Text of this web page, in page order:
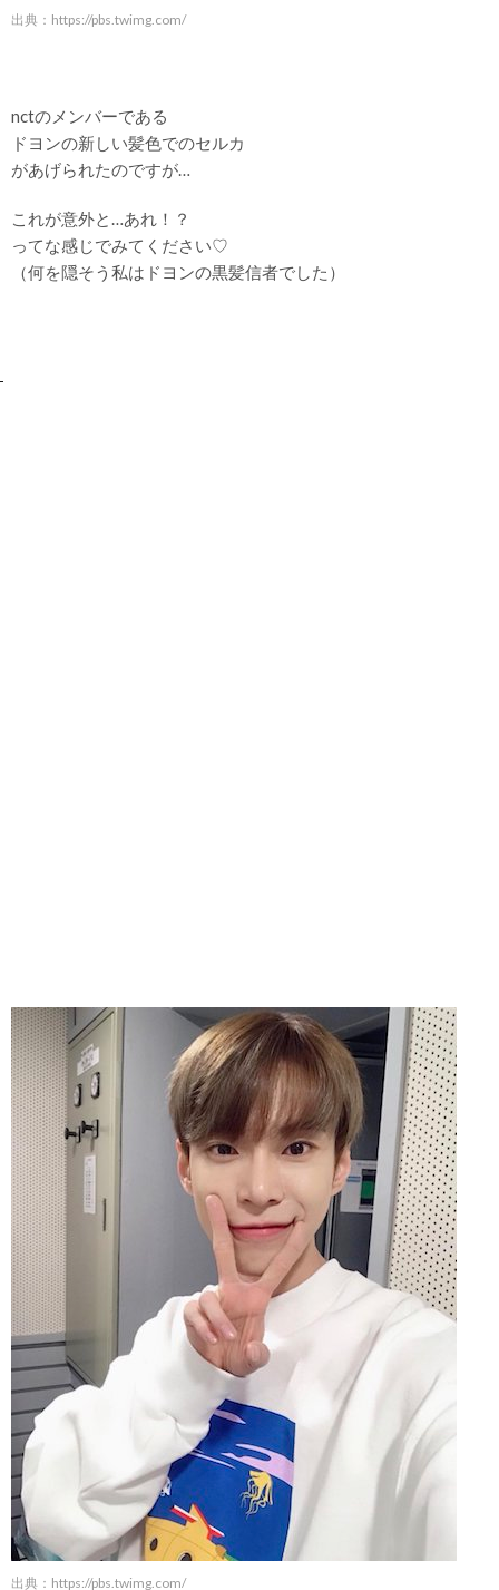
出典： https://pbs.twimg.com/
nctのメンバーである
ドヨンの新しい髪色でのセルカ
があげられたのですが…
これが意外と…あれ！？
ってな感じでみてください♡
（何を隠そう私はドヨンの黒髪信者でした）
出典： https://pbs.twimg.com/